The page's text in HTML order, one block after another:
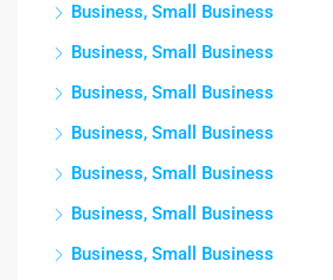
Business, Small Business
Business, Small Business
Business, Small Business
Business, Small Business
Business, Small Business
Business, Small Business
Business, Small Business